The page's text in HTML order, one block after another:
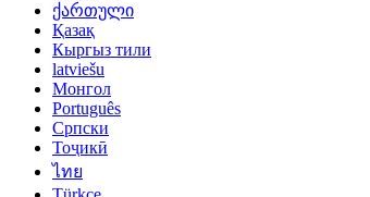
ქართული
Қазақ
Кыргыз тили
latviešu
Монгол
Português
Српски
Тоҷикӣ
ไทย